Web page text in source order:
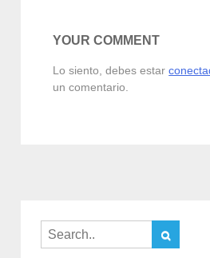
YOUR COMMENT
Lo siento, debes estar
un comentario.